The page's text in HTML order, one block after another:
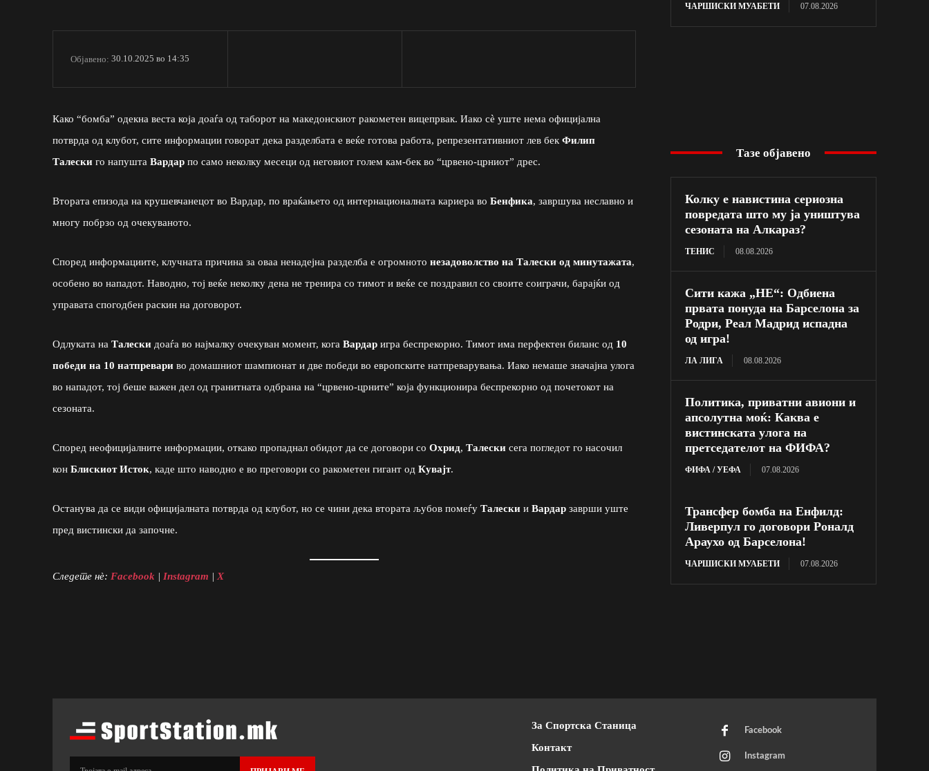
Објавено: 30.10.2025 во 14:35
Како “бомба” одекна веста која доаѓа од таборот на македонскиот ракометен вицепрвак. Иако сè уште нема официјална
потврда од клубот, сите информации говорат дека разделбата е веќе готова работа, репрезентативниот лев бек Филип
Талески го напушта Вардар по само неколку месеци од неговиот голем кам-бек во “црвено-црниот” дрес.
Втората епизода на крушевчанецот во Вардар, по враќањето од интернационалната кариера во Бенфика, завршува неславно и
многу побрзо од очекуваното.
Според информациите, клучната причина за оваа ненадејна разделба е огромното незадоволство на Талески од минутажата,
особено во нападот. Наводно, тој веќе неколку дена не тренира со тимот и веќе се поздравил со своите соиграчи, барајќи од
управата спогодбен раскин на договорот.
Одлуката на Талески доаѓа во најмалку очекуван момент, кога Вардар игра беспрекорно. Тимот има перфектен биланс од 10
победи на 10 натпревари во домашниот шампионат и две победи во европските натпреварувања. Иако немаше значајна улога
во нападот, тој беше важен дел од гранитната одбрана на “црвено-црните” која функционира беспрекорно од почетокот на
сезоната.
Според неофицијалните информации, откако пропаднал обидот да се договори со Охрид, Талески сега погледот го насочил
кон Блискиот Исток, каде што наводно е во преговори со ракометен гигант од Кувајт.
Останува да се види официјалната потврда од клубот, но се чини дека втората љубов помеѓу Талески и Вардар заврши уште
пред вистински да започне.
Следете нè: Facebook | Instagram | X
ЧАРШИСКИ МУАБЕТИ 07.08.2026
Тазе објавено
Колку е навистина сериозна
повредата што му ја уништува
сезоната на Алкараз?
ТЕНИС 08.08.2026
Сити кажа „НЕ“: Одбиена
првата понуда на Барселона за
Родри, Реал Мадрид испадна
од игра!
ЛА ЛИГА 08.08.2026
Политика, приватни авиони и
апсолутна моќ: Каква е
вистинската улога на
претседателот на ФИФА?
ФИФА / УЕФА 07.08.2026
Трансфер бомба на Енфилд:
Ливерпул го договори Роналд
Араухо од Барселона!
ЧАРШИСКИ МУАБЕТИ 07.08.2026
За Спортска Станица
Контакт
Facebook
Instagram